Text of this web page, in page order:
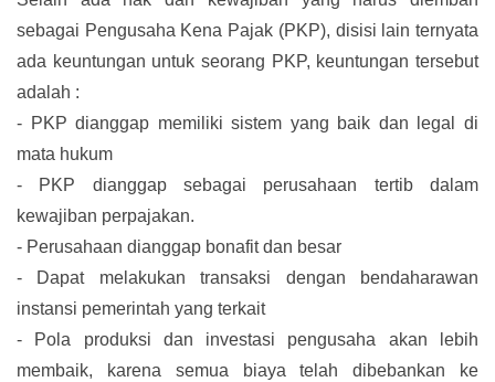
sebagai Pengusaha Kena Pajak (PKP), disisi lain ternyata
ada keuntungan untuk seorang PKP, keuntungan tersebut
adalah :
- PKP dianggap memiliki sistem yang baik dan legal di
mata hukum
-
PKP dianggap sebagai perusahaan tertib dalam
kewajiban perpajakan.
- Perusahaan dianggap bonafit dan besar
-
Dapat melakukan transaksi dengan bendaharawan
instansi pemerintah yang terkait
-
Pola produksi dan investasi pengusaha akan lebih
membaik, karena semua biaya telah dibebankan ke